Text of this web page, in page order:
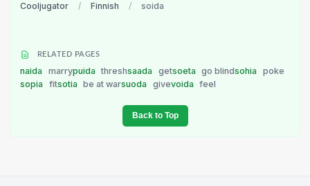
Cooljugator / Finnish / soida
RELATED PAGES
naida marrypuida threshsaada getsoeta go blindsohia
poke
sopia
fitsotia be at warsuoda givevoida feel
Back to Top